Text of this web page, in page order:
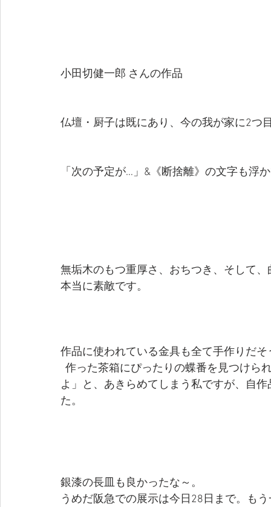
小田切健一郎 さんの作品
仏壇・厨子は既にあり、今の我が家に2つ
「次の予定が…」&《断捨離》の文字も浮
無垢木のもつ重厚さ、おちつき、そして
本当に素敵です。
作品に使われている金具も全て手作りだそ
よ」と、あきらめてしまう私ですが、自
た。
銀漆の長皿も良かったな～。
うめだ阪急での展示は今日28日まで。も